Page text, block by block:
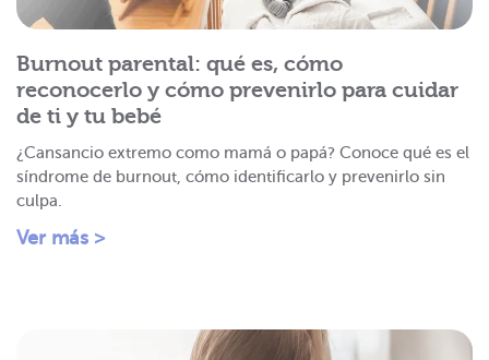
Burnout parental: qué es, cómo
reconocerlo y cómo prevenirlo para cuidar
de ti y tu bebé
¿Cansancio extremo como mamá o papá? Conoce qué es el
síndrome de burnout, cómo identificarlo y prevenirlo sin
culpa.
Ver más >